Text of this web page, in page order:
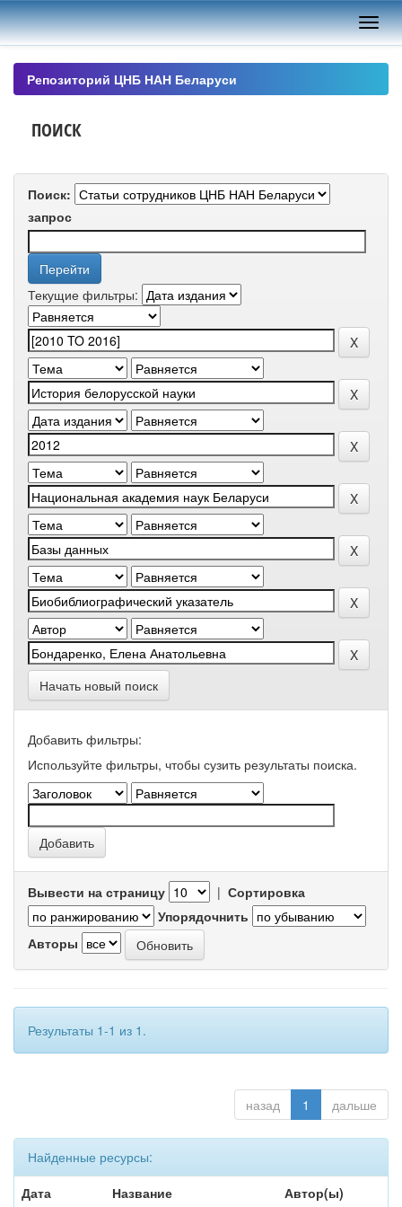
Skip
navigation
Репозиторий ЦНБ НАН Беларуси
ПОИСК
Поиск:
запрос
Текущие фильтры:
Начать новый поиск
Добавить фильтры:
Используйте фильтры, чтобы сузить результаты поиска.
Вывести на страницу | Сортировка
Упорядочнить
Авторы
Результаты 1-1 из 1.
назад 1 дальше
Найденные ресурсы:
Дата
Название Автор(ы)